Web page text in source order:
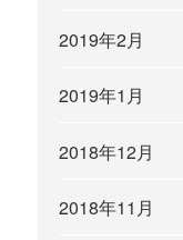
2019年2月
2019年1月
2018年12月
2018年11月